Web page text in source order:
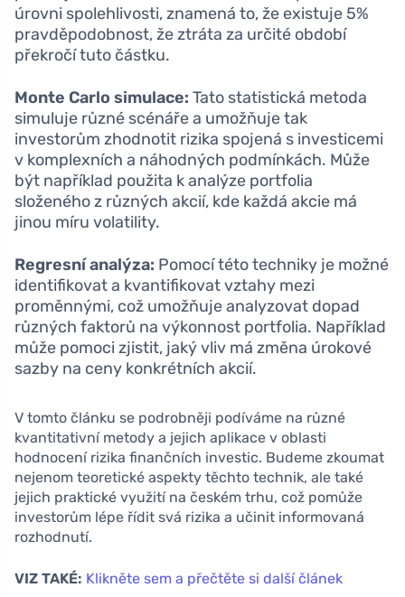
úrovni spolehlivosti, znamená to, že existuje 5%
pravděpodobnost, že ztráta za určité období
překročí tuto částku.
Monte Carlo simulace: Tato statistická metoda
simuluje různé scénáře a umožňuje tak
investorům zhodnotit rizika spojená s investicemi
v komplexních a náhodných podmínkách. Může
být například použita k analýze portfolia
složeného z různých akcií, kde každá akcie má
jinou míru volatility.
Regresní analýza: Pomocí této techniky je možné
identifikovat a kvantifikovat vztahy mezi
proměnnými, což umožňuje analyzovat dopad
různých faktorů na výkonnost portfolia. Například
může pomoci zjistit, jaký vliv má změna úrokové
sazby na ceny konkrétních akcií.
V tomto článku se podrobněji podíváme na různé
kvantitativní metody a jejich aplikace v oblasti
hodnocení rizika finančních investic. Budeme zkoumat
nejenom teoretické aspekty těchto technik, ale také
jejich praktické využití na českém trhu, což pomůže
investorům lépe řídit svá rizika a učinit informovaná
rozhodnutí.
VIZ TAKÉ: Klikněte sem a přečtěte si další článek